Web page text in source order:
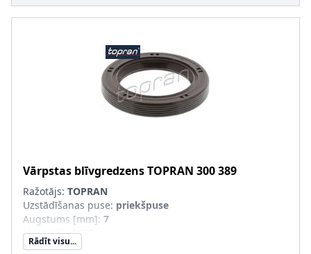
Vārpstas blīvgredzensTOPRAN 300 389
Ražotājs: TOPRAN
Uzstādīšanas puse: priekšpuse
Augstums [mm]: 7
Materiāls:MVQ
Iekšējais diametrs [mm]
Rādīt visu...